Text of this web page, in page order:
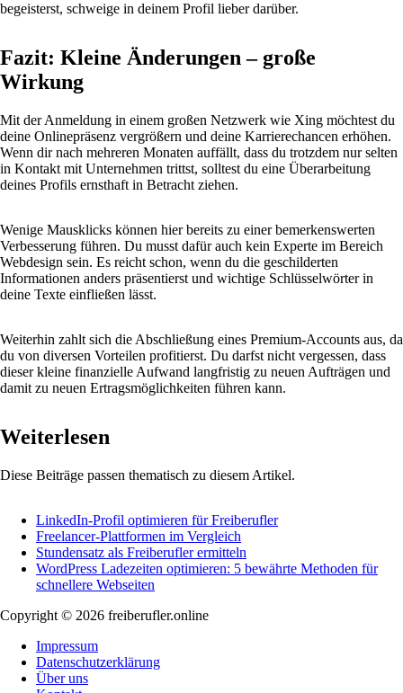
begeisterst, schweige in deinem Profil lieber darüber.
Fazit: Kleine Änderungen – große
Wirkung
Mit der Anmeldung in einem großen Netzwerk wie Xing möchtest du
deine Onlinepräsenz vergrößern und deine Karrierechancen erhöhen.
Wenn dir nach mehreren Monaten auffällt, dass du trotzdem nur selten
in Kontakt mit Unternehmen trittst, solltest du eine Überarbeitung
deines Profils ernsthaft in Betracht ziehen.
Wenige Mausklicks können hier bereits zu einer bemerkenswerten
Verbesserung führen. Du musst dafür auch kein Experte im Bereich
Webdesign sein. Es reicht schon, wenn du die geschilderten
Informationen anders präsentierst und wichtige Schlüsselwörter in
deine Texte einfließen lässt.
Weiterhin zahlt sich die Abschließung eines Premium-Accounts aus, da
du von diversen Vorteilen profitierst. Du darfst nicht vergessen, dass
dieser kleine finanzielle Aufwand langfristig zu neuen Aufträgen und
damit zu neuen Ertragsmöglichkeiten führen kann.
Weiterlesen
Diese Beiträge passen thematisch zu diesem Artikel.
LinkedIn-Profil optimieren für Freiberufler
Freelancer-Plattformen im Vergleich
Stundensatz als Freiberufler ermitteln
WordPress Ladezeiten optimieren: 5 bewährte Methoden für
schnellere Webseiten
Copyright © 2026 freiberufler.online
Impressum
Datenschutzerklärung
Über uns